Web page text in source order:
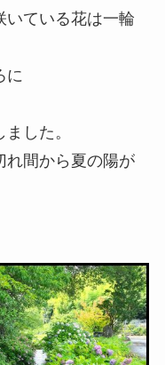
いている花は一輪
に
した。
れ間から夏の陽が